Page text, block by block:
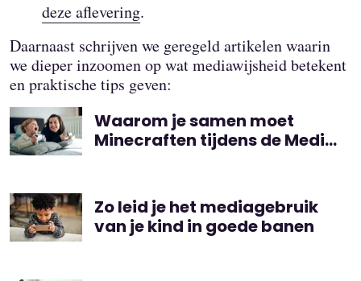
deze aflevering.
Daarnaast schrijven we geregeld artikelen waarin
we dieper inzoomen op wat mediawijsheid betekent
en praktische tips geven:
Waarom je samen moet
Minecraften tijdens de Media
Zo leid je het mediagebruik
van je kind in goede banen